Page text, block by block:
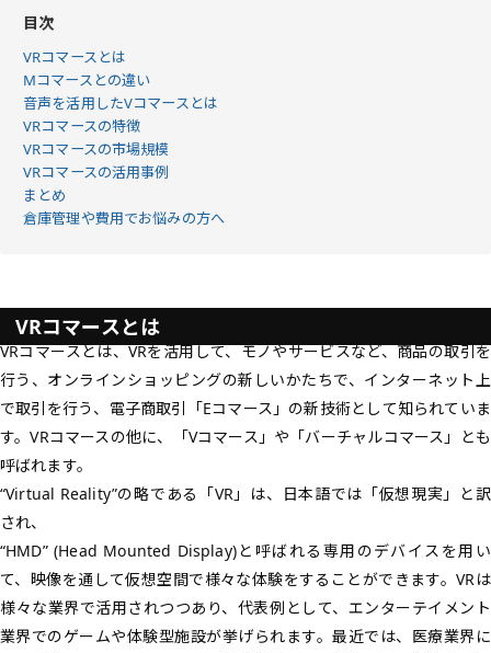
目次
VRコマースとは
Mコマースとの違い
音声を活用したVコマースとは
VRコマースの特徴
VRコマースの市場規模
VRコマースの活用事例
まとめ
倉庫管理や費用でお悩みの方へ
VRコマースとは
VRコマースとは、VRを活用して、モノやサービスなど、商品の取引を
行う、 オンラインショッピングの新しいかたちで、インターネット上
で取引を行う、電子商取引「Eコマース」の新技術として知られていま
す。VRコマースの他に、「Vコマース」や「バーチャルコマース」とも
呼ばれます。
“Virtual Reality”の略である「VR」は、日本語では「仮想現実」と訳
され、
“HMD” (Head Mounted Display)と呼ばれる専用のデバイスを用い
て、映像を通して仮想空間で様々な体験をすることができます。VRは
様々な業界で活用されつつあり、代表例として、エンターテイメント
業界でのゲームや体験型施設が挙げられます。最近では、医療業界に